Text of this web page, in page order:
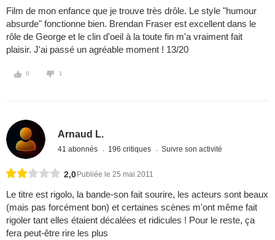
Film de mon enfance que je trouve très drôle. Le style "humour
absurde" fonctionne bien. Brendan Fraser est excellent dans le
rôle de George et le clin d'oeil à la toute fin m'a vraiment fait
plaisir. J'ai passé un agréable moment ! 13/20
0 1
Arnaud L.
41 abonnés 196 critiques Suivre son activité
2,0 Publiée le 25 mai 2011
Le titre est rigolo, la bande-son fait sourire, les acteurs sont beaux
(mais pas forcément bon) et certaines scènes m'ont même fait
rigoler tant elles étaient décalées et ridicules ! Pour le reste, ça
fera peut-être rire les plus